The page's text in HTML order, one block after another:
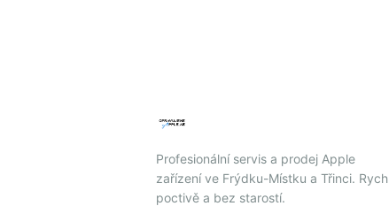
Profesionální servis a prodej Apple
zařízení ve Frýdku-Místku a Třinci.
poctivě a bez starostí.